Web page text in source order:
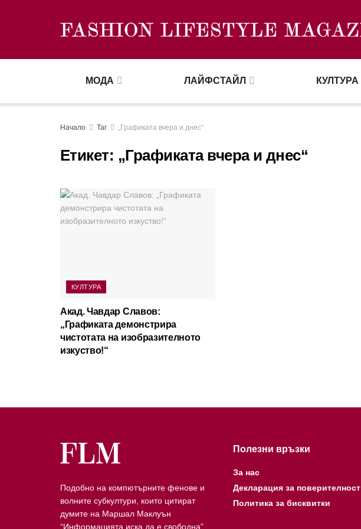
МОДА ЛАЙФСТАЙЛ КУЛТУРА
Начало Таг „Графиката вчера и днес“
Етикет: „Графиката вчера и днес“
КУЛТУРА
Акад. Чавдар Славов:
„Графиката демонстрира
чистотата на изобразителното
изкуство!“
Подобно на компютърните фенове и
волните субкултури, които цитират
думите на Маршал Маклуън
“Информацията иска да е свободна”,
Полезни връзки
За нас
Декларация за поверителност
Политика за бисквитки